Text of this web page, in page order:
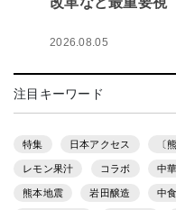
2026.08.05
注目キーワード
特集 日本アクセス 〔
レモン果汁 コラボ 中
熊本地震 岩田醸造 中食